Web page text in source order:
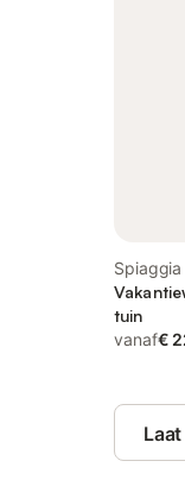
Spiaggia
Follonica
tuin
vanaf€